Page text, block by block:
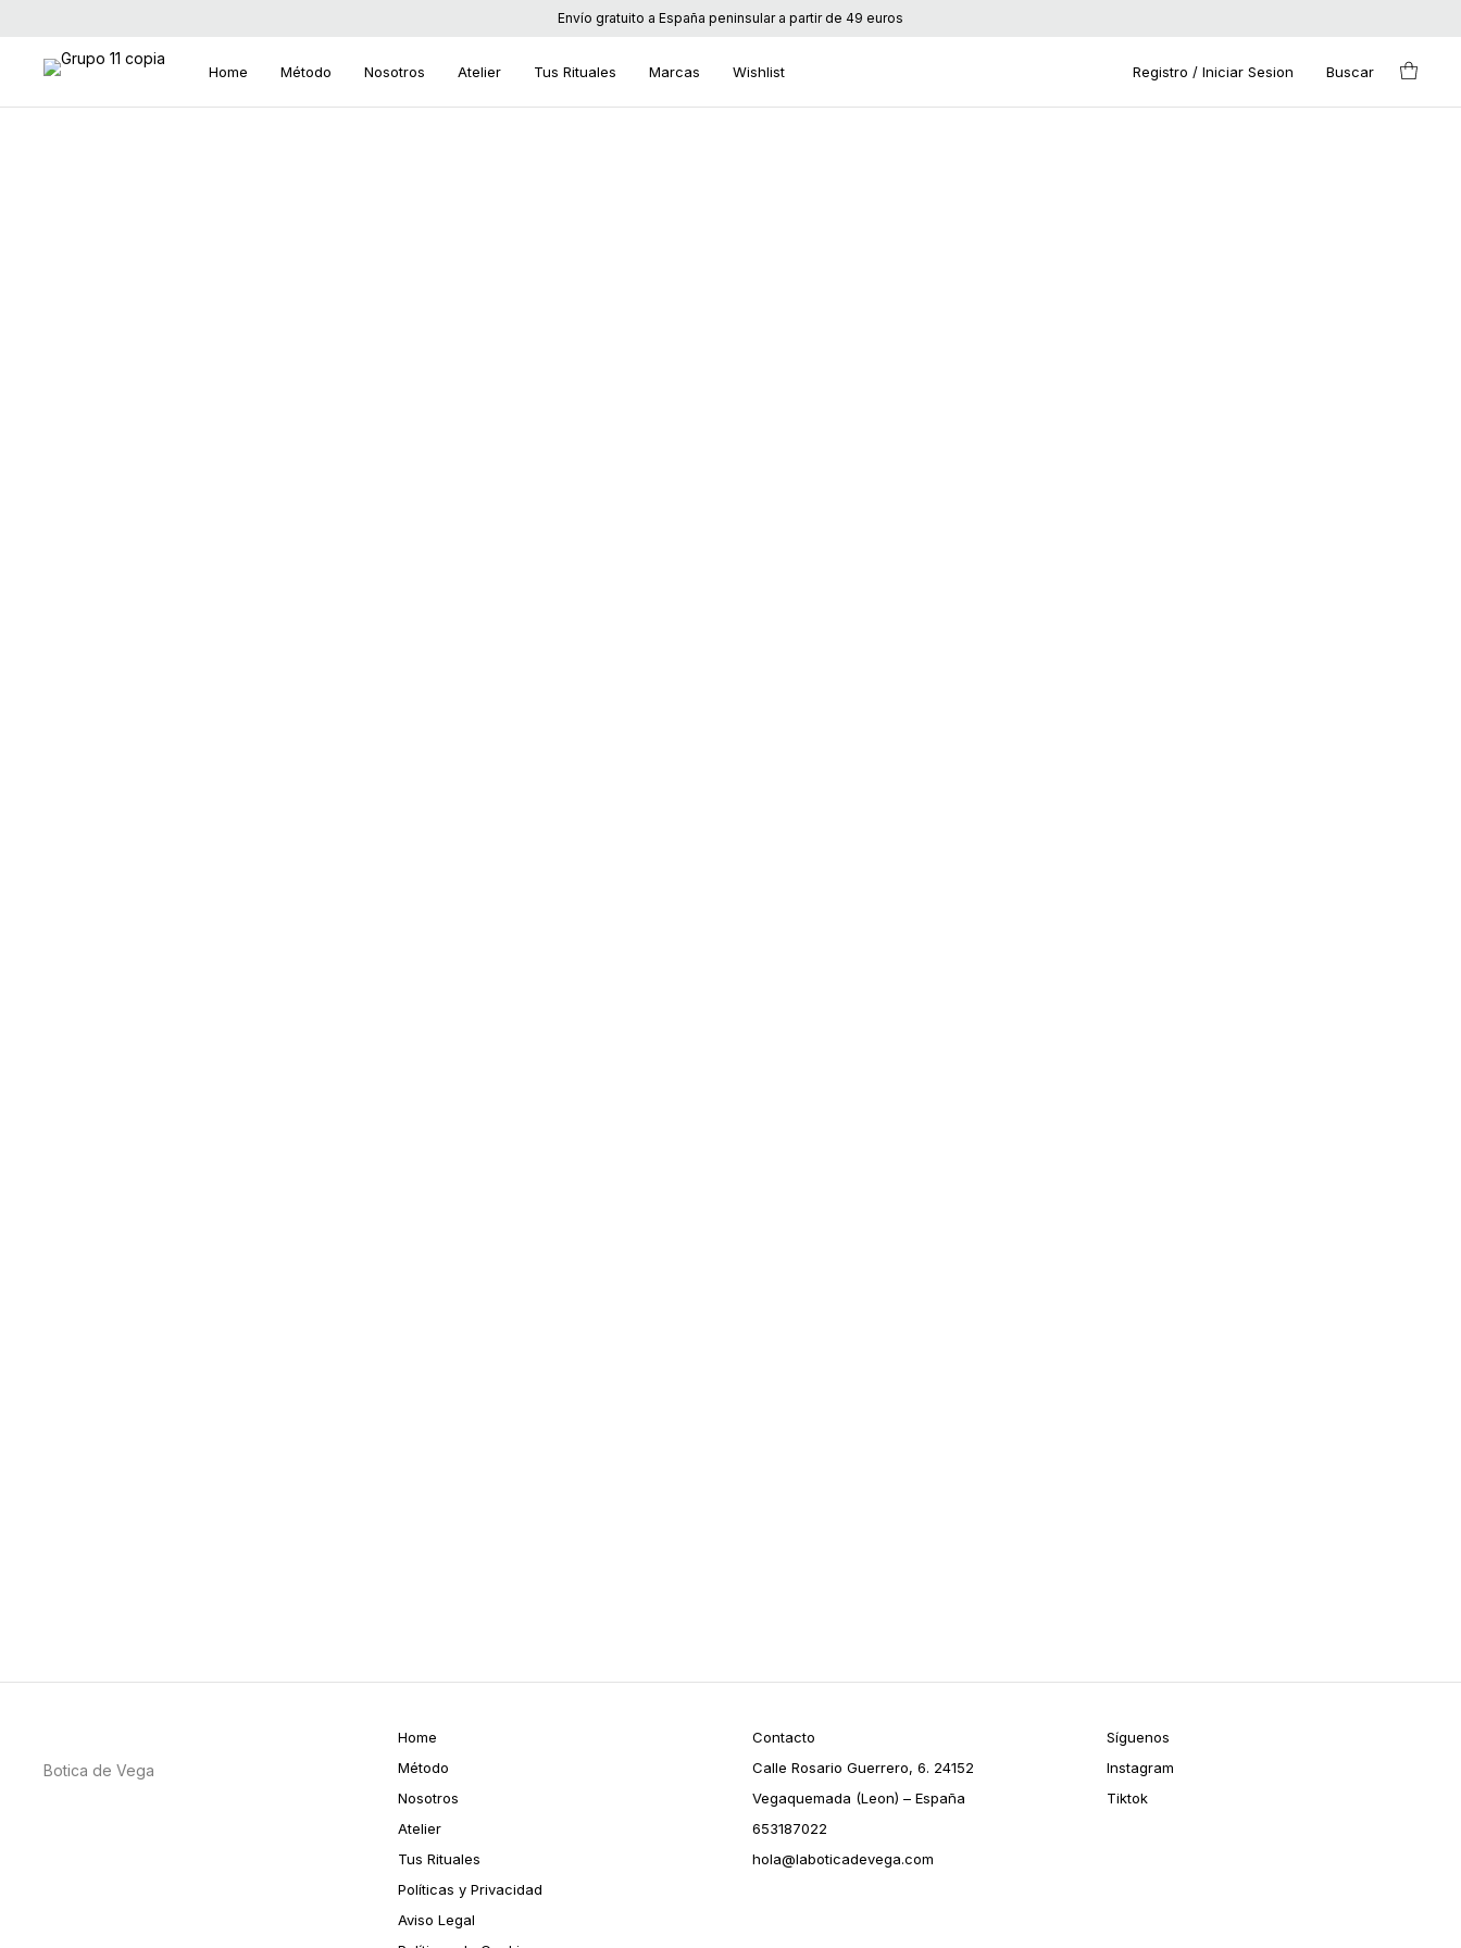
Envío gratuito a España peninsular a partir de 49 euros
Registro / Iniciar Sesion Buscar
Home Método Nosotros Atelier Tus Rituales Marcas Wishlist
Botica de Vega
Home
Método
Nosotros
Atelier
Tus Rituales
Políticas y Privacidad
Aviso Legal
Contacto
Calle Rosario Guerrero, 6. 24152
Vegaquemada (Leon) – España
653187022
hola@laboticadevega.com
Síguenos
Instagram
Tiktok